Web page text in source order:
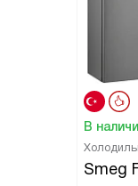
В
Smeg